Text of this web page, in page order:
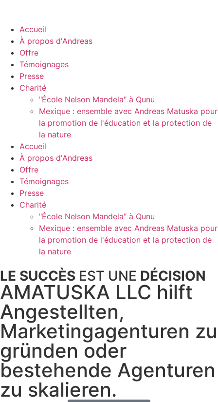
Accueil
À propos d'Andreas
Offre
Témoignages
Presse
Charité
"École Nelson Mandela" à Qunu
Mexique : ensemble avec Andreas Matuska pour
la promotion de l'éducation et la protection de
la nature
Accueil
À propos d'Andreas
Offre
Témoignages
Presse
Charité
"École Nelson Mandela" à Qunu
Mexique : ensemble avec Andreas Matuska pour
la promotion de l'éducation et la protection de
la nature
LE SUCCÈS EST UNE DÉCISION
AMATUSKA LLC hilft
Angestellten,
Marketingagenturen zu
gründen oder
bestehende Agenturen
zu skalieren.